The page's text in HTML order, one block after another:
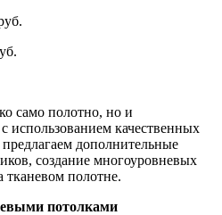
само полотно, но и
использованием качественных
дополнительные
создание многоуровневых
тканевом полотне.
потолками